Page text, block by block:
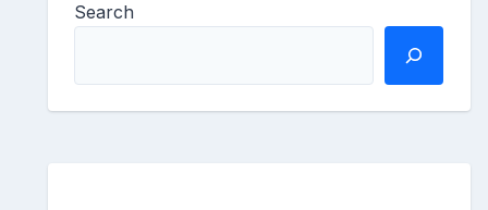
Search